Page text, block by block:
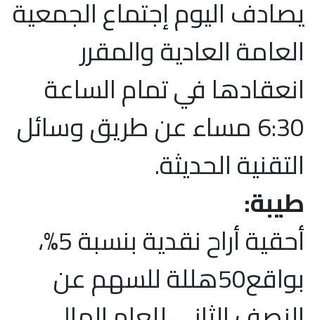
يصادف اليوم إجتماع الجمعية
العامة العادية والمقرر
انعقادها في تمام الساعة
6:30 مساء عن طريق وسائل
التقنية الحديثة.
طيبة:
أحقية أراح نقدية بنسبة 5%،
بواقع50هللة للسهم عن